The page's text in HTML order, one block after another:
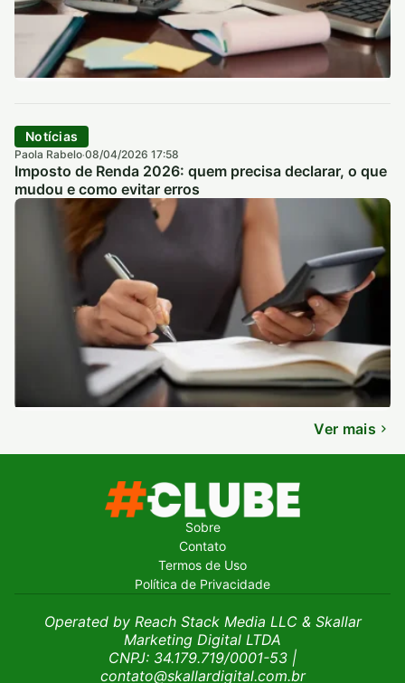
Notícias
Paola Rabelo·08/04/2026 17:58
Imposto de Renda 2026: quem precisa declarar, o que
mudou e como evitar erros
Ver mais
Sobre
Contato
Termos de Uso
Política de Privacidade
Operated by Reach Stack Media LLC & Skallar
Marketing Digital LTDA
CNPJ: 34.179.719/0001-53 |
contato@skallardigital.com.br